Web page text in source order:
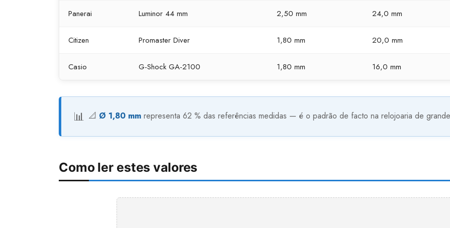
Panerai Luminor 44 mm 2,50 mm 24,0 mm
Citizen Promaster Diver 1,80 mm 20,0 mm
Casio G-Shock GA-2100 1,80 mm 16,0 mm
📐 Ø 1,80 mm representa 62 % das referências medidas — é o padrão de facto na relojoaria de
Como ler estes valores